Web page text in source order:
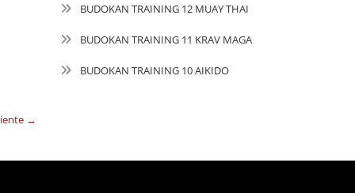
→
BUDOKAN TRAINING 12 MUAY THAI
BUDOKAN TRAINING 11 KRAV MAGA
BUDOKAN TRAINING 10 AIKIDO